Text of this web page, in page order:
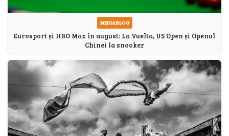
MEDIABLOG
Eurosport și HBO Max în august: La Vuelta, US Open și Openul
Chinei la snooker